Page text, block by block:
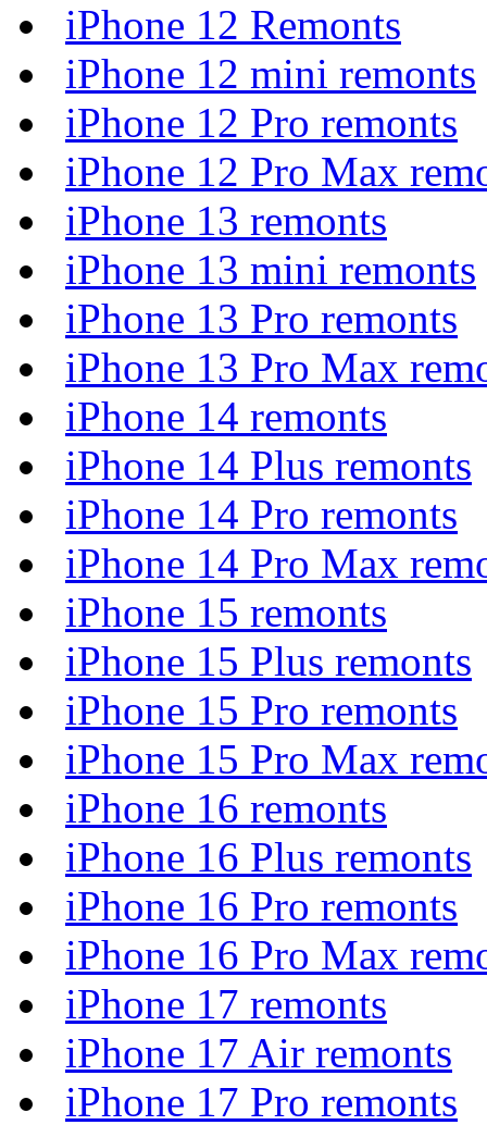
iPhone 12 Remonts
iPhone 12 mini remonts
iPhone 12 Pro remonts
iPhone 12 Pro Max
iPhone 13 remonts
iPhone 13 mini remonts
iPhone 13 Pro remonts
iPhone 13 Pro Max
iPhone 14 remonts
iPhone 14 Plus remonts
iPhone 14 Pro remonts
iPhone 14 Pro Max
iPhone 15 remonts
iPhone 15 Plus remonts
iPhone 15 Pro remonts
iPhone 15 Pro Max
iPhone 16 remonts
iPhone 16 Plus remonts
iPhone 16 Pro remonts
iPhone 16 Pro Max
iPhone 17 remonts
iPhone 17 Air remonts
iPhone 17 Pro remonts